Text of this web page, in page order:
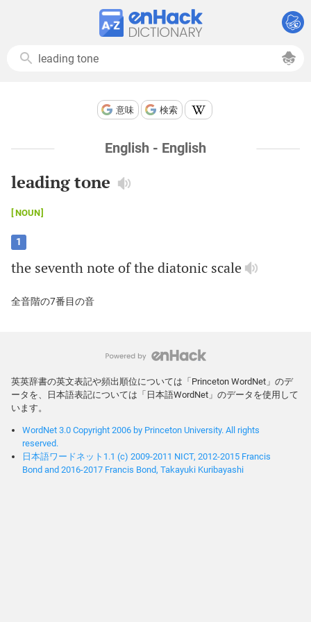
意味 検索
English - English
leading tone
NOUN
1
the seventhnote ofthe diatonic scale
全音階の7番目の音
英英辞書の英文表記や頻出順位については「Princeton WordNet」のデ
ータを、日本語表記については「日本語WordNet」のデータを使用して
います。
WordNet 3.0 Copyright 2006 by Princeton University. All rights
reserved.
日本語ワードネット1.1 (c) 2009-2011 NICT, 2012-2015 Francis
Bond and 2016-2017 Francis Bond, Takayuki Kuribayashi